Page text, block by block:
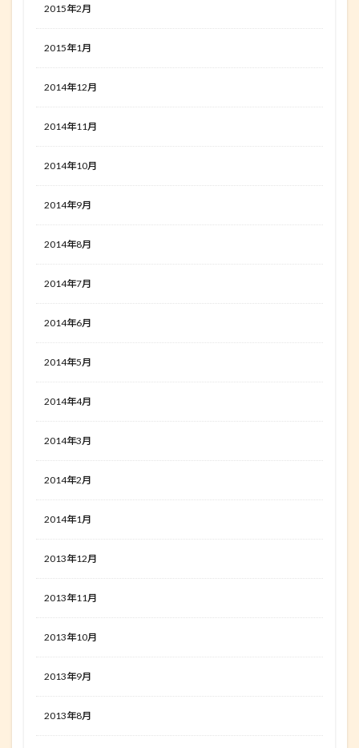
2015年2月
2015年1月
2014年12月
2014年11月
2014年10月
2014年9月
2014年8月
2014年7月
2014年6月
2014年5月
2014年4月
2014年3月
2014年2月
2014年1月
2013年12月
2013年11月
2013年10月
2013年9月
2013年8月